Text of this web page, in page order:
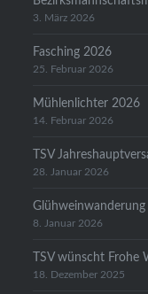
3. März 2026
Fasching 2026
25. Februar 2026
Mühlenlichter 2026
14. Februar 2026
TSV
28. Januar 2026
8. Januar 2026
TSV wünscht Frohe
18. Dezember 2025